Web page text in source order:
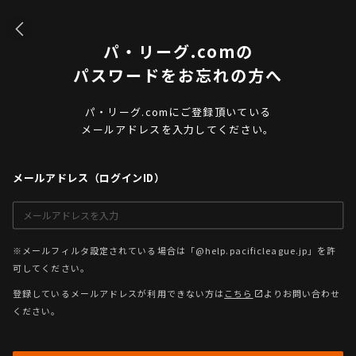
パ・リーグ.comの
パスワードをお忘れの方へ
パ・リーグ.comにご登録頂いている
メールアドレスを入力してください。
メールアドレス（ログインID）
※メールフィルタ設定されている場合は「@help.pacificleague.jp」を許
可してください。
登録しているメールアドレスが利用できない方は こちら
よりお問い合わせ
ください。